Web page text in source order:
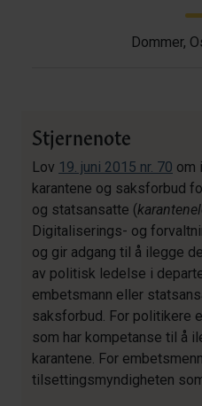
Dommer,
Stjernenote
Lov 19. juni 2015 nr. 70 om
karantene og saksforbud
og statsansatte (
Digitaliserings- og
og gir adgang til å ilegge
av politisk ledelse i
embetsmann eller
saksforbud. For politikere
som har kompetanse til å
karantene. For
tilsettingsmyndigheten